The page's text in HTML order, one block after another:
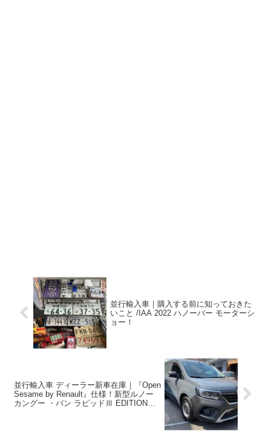
並行輸入車｜購入する前に知っておきた
いこと /IAA 2022 ハノーバー モーターシ
ョー！
並行輸入車 ディーラー新車在庫｜『Open
Sesame by Renault』仕様！新型ルノー
カングー ・バン ラピッドⅢ EDITION